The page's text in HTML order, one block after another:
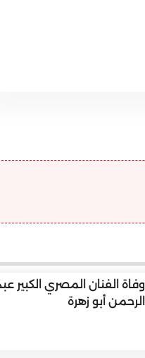
وفاة الفنان المصري الكبير
الرحمن أبو زهرة